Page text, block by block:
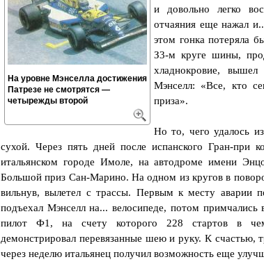
На уровне Мэнселла достижения
Патрезе не смотрятся —
четырежды второй
и довольно легко
отчаяния еще нажал
этом гонка потеряла
З3-м круге шины,
хладнокровие,
Мэнселл: «Все, кто
приза».
Но то, чего удалось
сухой. Через пять дней после испанского Гран-при
итальянском городе Имоле, на автодроме имени
Большой приз Сан-Марино. На одном из кругов в
вильнув, вылетел с трассы. Первым к месту аварии
подъехал Мэнселл на... велосипеде, потом
пилот Ф1, на счету которого 228 стартов в
демонстрировал перевязанные шею и руку. К счастью,
через неделю итальянец получил возможность еще